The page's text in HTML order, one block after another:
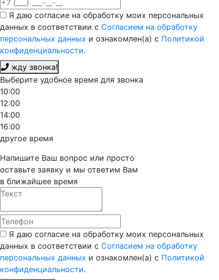
Я даю согласие на обработку моих персональных
данных в соответствии с Согласием на обработку
персональных данных и ознакомлен(а) с Политикой
конфиденциальности.
жду звонка!
Выберите удобное время для звонка
10:00
12:00
14:00
16:00
другое время
Напишите Ваш вопрос или просто
оставьте заявку и мы ответим Вам
в ближайшее время
Я даю согласие на обработку моих персональных
данных в соответствии с Согласием на обработку
персональных данных и ознакомлен(а) с Политикой
конфиденциальности.